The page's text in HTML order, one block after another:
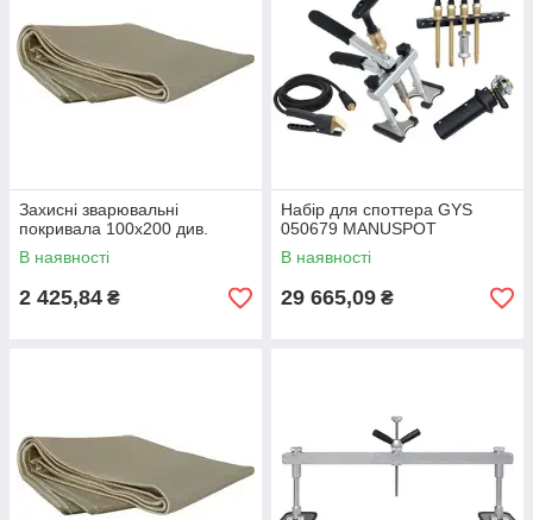
Захисні зварювальні
покривала 100х200 див.
В наявності
2 425,84 ₴
Набір для споттера GYS
050679 MANUSPOT
В наявності
29 665,09 ₴